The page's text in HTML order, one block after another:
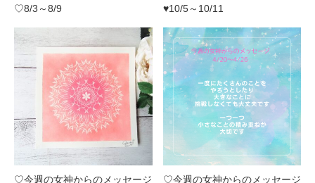
♡8/3～8/9
♥10/5～10/11
♡今週の女神からのメッセージ
♡今週の女神からのメッセージ